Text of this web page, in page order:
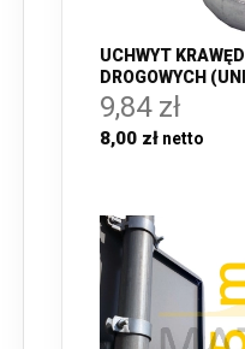
UCHWYT
DROGOWYCH
9,84 zł
8,00 zł